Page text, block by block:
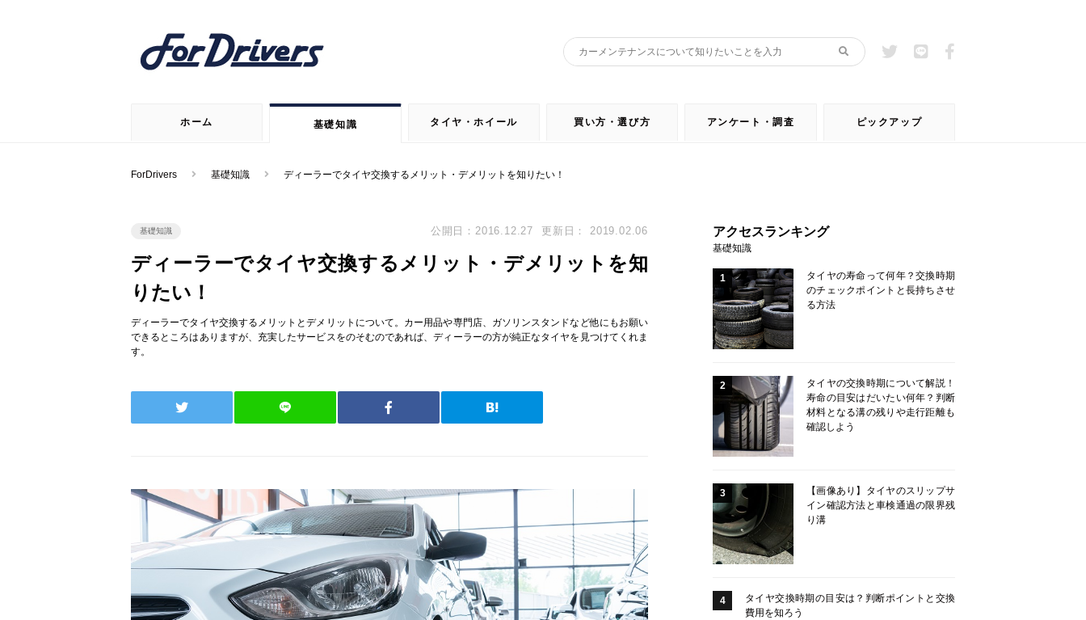
ホーム 基礎知識 タイヤ・ホイール 買い方・選び方 アンケート・調査 ピックアップ
ForDrivers 基礎知識 ディーラーでタイヤ交換するメリット・デメリットを知りたい！
基礎知識 公開日：2016.12.27 更新日： 2019.02.06
ディーラーでタイヤ交換するメリット・デメリットを知
りたい！
ディーラーでタイヤ交換するメリットとデメリットについて。カー用品や専門店、ガソリンスタンドなど他にもお願い
できるところはありますが、充実したサービスをのそむのであれば、ディーラーの方が純正なタイヤを見つけてくれま
す。
アクセスランキング
基礎知識
1
タイヤの寿命って何年？交換時期
のチェックポイントと長持ちさせ
る方法
2
タイヤの交換時期について解説！
寿命の目安はだいたい何年？判断
材料となる溝の残りや走行距離も
確認しよう
3
【画像あり】タイヤのスリップサ
イン確認方法と車検通過の限界残
り溝
4
タイヤ交換時期の目安は？判断ポイントと交換
費用を知ろう